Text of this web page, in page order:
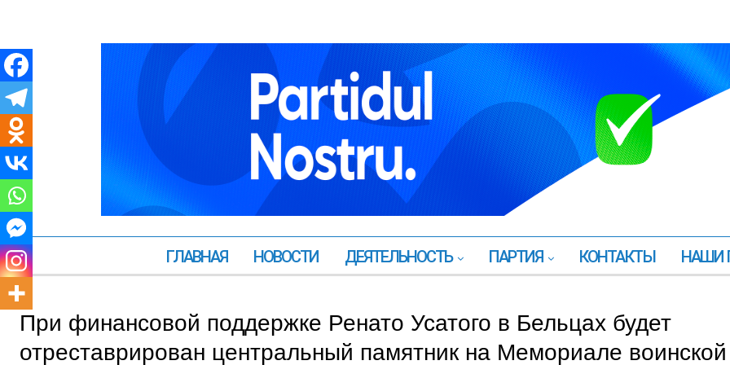
ГЛАВНАЯ НОВОСТИ ДЕЯТЕЛЬНОСТЬ ПАРТИЯ КОНТАКТЫ НАШИ
При финансовой поддержке Ренато Усатого в Бельцах будет
отреставрирован центральный памятник на Мемориале воинской